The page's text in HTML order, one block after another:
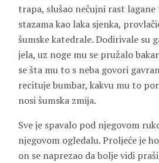
trapa, slušao nečujni rast lagane
stazama kao laka sjenka,
šumske katedrale. Dodirivale su
jela, uz noge mu se pružalo
se šta mu to s neba govori
recituje bumbar, kakvu mu to
nosi šumska zmija.
Sve je spavalo pod njegovom
njegovom ogledalu. Proljeće je
on se naprezao da bolje vidi